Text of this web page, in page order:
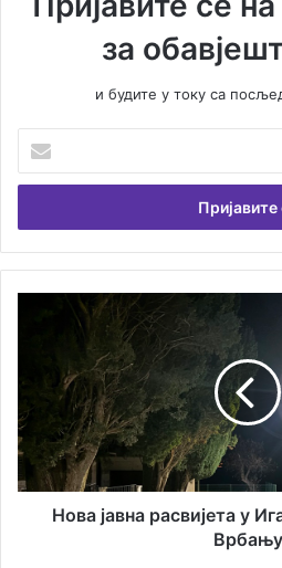
за
и будите у току са
е
и
т
м
а
л
а
в
а
Нова јавна расвијета у
Врбању